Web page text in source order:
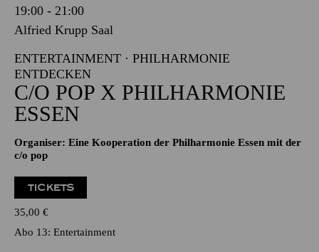
19:00 - 21:00
Alfried Krupp Saal
ENTERTAINMENT · PHILHARMONIE
ENTDECKEN
C/O POP X PHILHARMONIE
ESSEN
Organiser: Eine Kooperation der Philharmonie Essen mit der
c/o pop
TICKETS
35,00 €
Abo 13: Entertainment